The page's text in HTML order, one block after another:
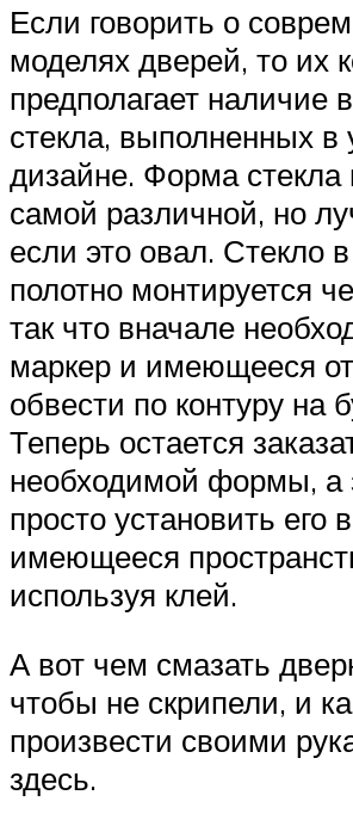
Если говорить о
моделях дверей, то их
предполагает наличие
стекла, выполненных в
дизайне. Форма
самой различной, но
если это овал. Стекло
полотно монтируется
так что вначале
маркер и имеющееся
обвести по контуру на
Теперь остается
необходимой формы, а
просто установить его в
имеющееся
используя клей.
А вот чем смазать
чтобы не скрипели, и
произвести своими
здесь.